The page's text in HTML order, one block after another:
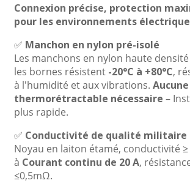
Connexion précise, protection
pour les environnements
✅ Manchon en nylon pré-isolé
Les manchons en nylon haute
les bornes résistent -20°C à +80°C,
à l'humidité et aux vibrations.
thermorétractable nécessaire –
plus rapide.
✅ Conductivité de qualité militaire
Noyau en laiton étamé, conductivité ≥
à Courant continu de 20 A,
≤0,5mΩ.